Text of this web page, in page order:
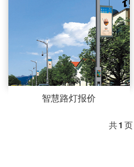
智慧路灯报价
共1 页